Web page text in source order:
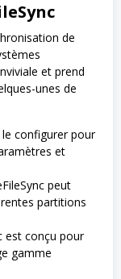
de
et prend
unes de
configurer pour
et
peut
partitions
est conçu pour
gamme